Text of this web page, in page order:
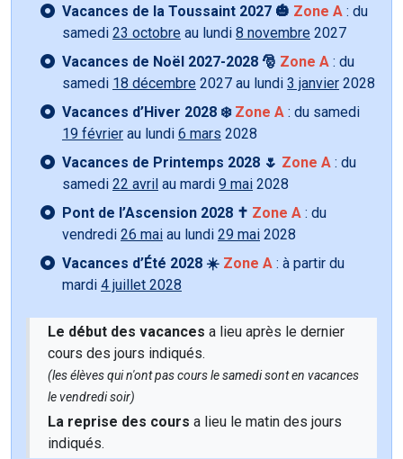
Vacances de la Toussaint 2027 🎃 Zone A : du
samedi 23 octobre au lundi 8 novembre 2027
Vacances de Noël 2027-2028 🎅 Zone A : du
samedi 18 décembre 2027 au lundi 3 janvier 2028
Vacances d’Hiver 2028 ❄️ Zone A : du samedi
19 février au lundi 6 mars 2028
Vacances de Printemps 2028 🌷 Zone A : du
samedi 22 avril au mardi 9 mai 2028
Pont de l’Ascension 2028 ✝️ Zone A : du
vendredi 26 mai au lundi 29 mai 2028
Vacances d’Été 2028 ☀️ Zone A : à partir du
mardi 4 juillet 2028
Le début des vacances a lieu après le dernier
cours des jours indiqués.
(les élèves qui n'ont pas cours le samedi sont en vacances
le vendredi soir)
La reprise des cours a lieu le matin des jours
indiqués.